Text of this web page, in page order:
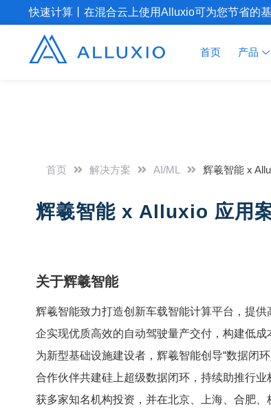
快速计算丨在混合云上使用Alluxio可为您节省的
首页 产品
首页 解决方案 AI/ML 辉羲智能 x
辉羲智能 x Alluxio 应用
关于辉羲智能
辉羲智能致力打造创新车载智能计算平台，提
企实现优质高效的自动驾驶量产交付，构建低
为新型基础设施建设者，辉羲智能创导“数据闭
合作伙伴共建硅上超级数据闭环，持续助推行
获多家知名机构投资，并在北京、上海、合肥、